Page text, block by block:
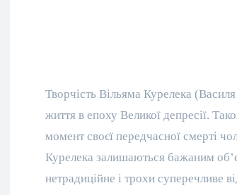
Творчість Вільяма Курелека
життя в епоху Великої депресії.
момент своєї передчасної смерті
Курелека залишаються бажаним
нетрадиційне і трохи суперечливе